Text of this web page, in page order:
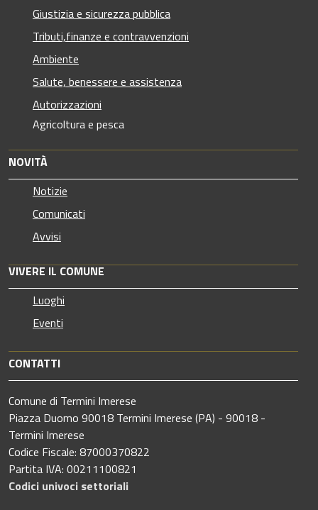
Giustizia e sicurezza pubblica
Tributi,finanze e contravvenzioni
Ambiente
Salute, benessere e assistenza
Autorizzazioni
Agricoltura e pesca
NOVITÀ
Notizie
Comunicati
Avvisi
VIVERE IL COMUNE
Luoghi
Eventi
CONTATTI
Comune di Termini Imerese
Piazza Duomo 90018 Termini Imerese (PA) - 90018 -
Termini Imerese
Codice Fiscale: 87000370822
Partita IVA: 00211100821
Codici univoci settoriali